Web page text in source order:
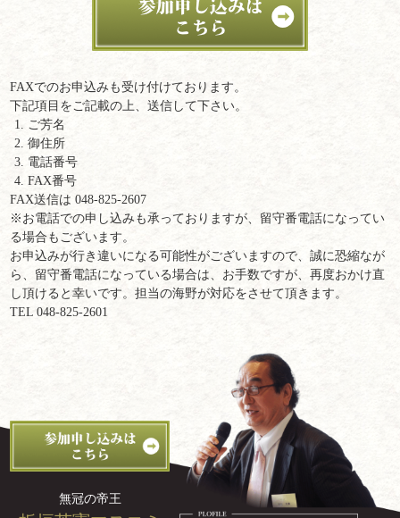
FAXでのお申込みも受け付けております。
下記項目をご記載の上、送信して下さい。
ご芳名
御住所
電話番号
FAX番号
FAX送信は 048-825-2607
※お電話での申し込みも承っておりますが、留守番電話になってい
る場合もございます。
お申込みが行き違いになる可能性がございますので、誠に恐縮なが
ら、留守番電話になっている場合は、お手数ですが、再度おかけ直
し頂けると幸いです。担当の海野が対応をさせて頂きます。
TEL 048-825-2601
無冠の帝王